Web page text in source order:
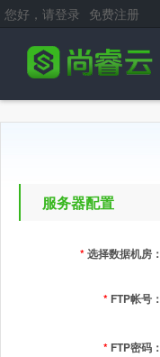
您好，请登录 免费注册
服务器配置
*选择数据机房：
* FTP帐号：
* FTP密码：